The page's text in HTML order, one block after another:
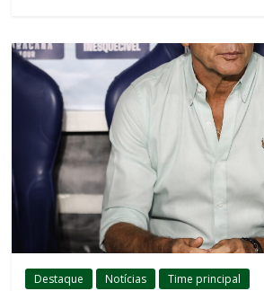
Destaque Notícias Time principal